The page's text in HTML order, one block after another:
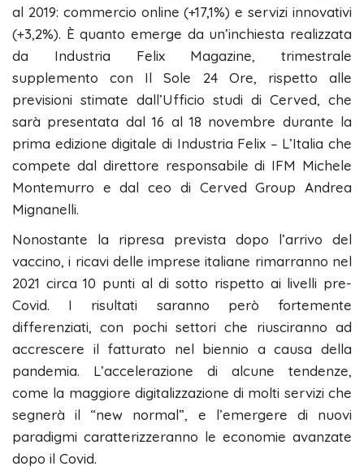
al 2019: commercio online (+17,1%) e servizi innovativi
(+3,2%). È quanto emerge da un’inchiesta realizzata
da Industria Felix Magazine, trimestrale
supplemento con Il Sole 24 Ore, rispetto alle
previsioni stimate dall’Ufficio studi di Cerved, che
sarà presentata dal 16 al 18 novembre durante la
prima edizione digitale di Industria Felix – L’Italia che
compete dal direttore responsabile di IFM Michele
Montemurro e dal ceo di Cerved Group Andrea
Mignanelli.
Nonostante la ripresa prevista dopo l’arrivo del
vaccino, i ricavi delle imprese italiane rimarranno nel
2021 circa 10 punti al di sotto rispetto ai livelli pre-
Covid. I risultati saranno però fortemente
differenziati, con pochi settori che riusciranno ad
accrescere il fatturato nel biennio a causa della
pandemia. L’accelerazione di alcune tendenze,
come la maggiore digitalizzazione di molti servizi che
segnerà il “new normal”, e l’emergere di nuovi
paradigmi caratterizzeranno le economie avanzate
dopo il Covid.